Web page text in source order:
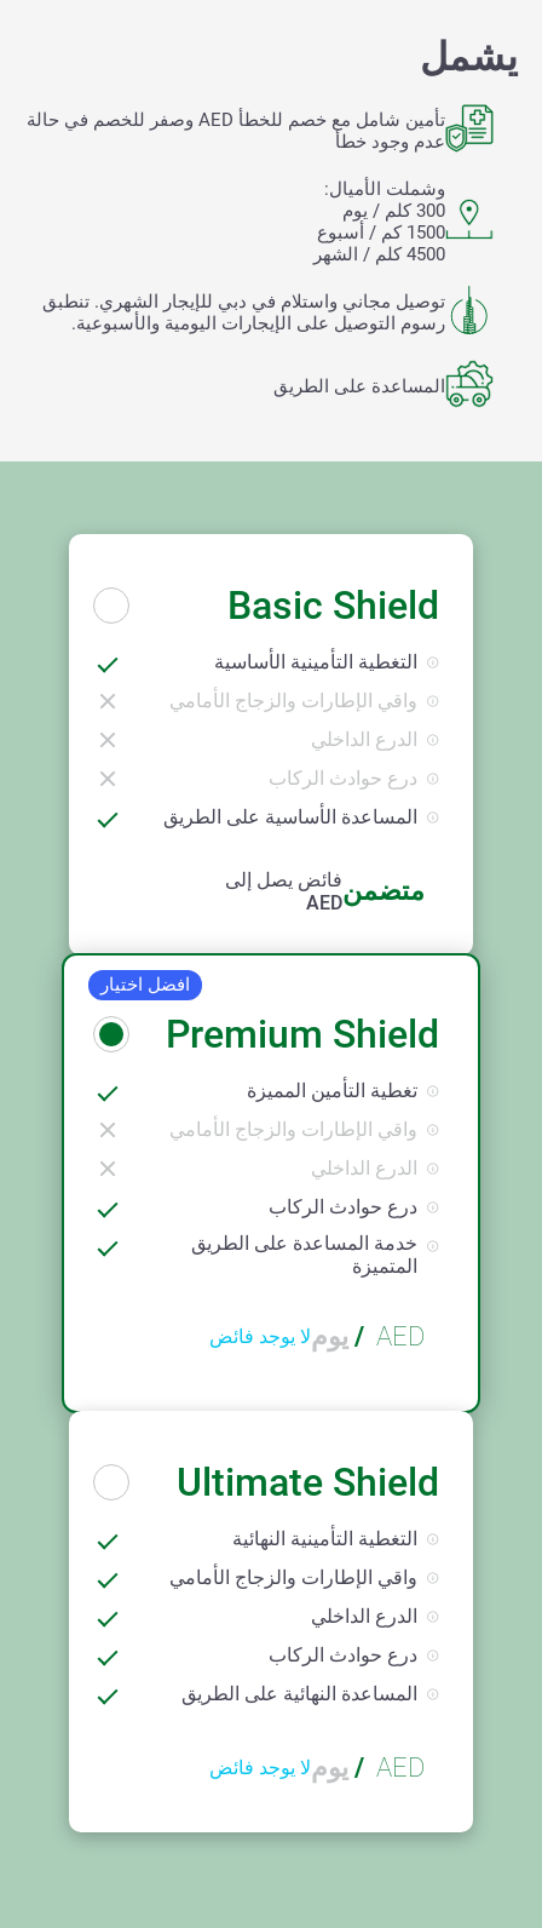
يشمل
تأمين شامل مع خصم للخطأ
AED وصفر للخصم في حالة
عدم وجود خطأ
وشملت الأميال:
300 كلم / يوم
1500 كم / أسبوع
4500 كلم / الشهر
توصيل مجاني واستلام في دبي للإيجار الشهري. تنطبق
رسوم التوصيل على الإيجارات اليومية والأسبوعية.
المساعدة على الطريق
Basic Shield
التغطية التأمينية الأساسية
واقي الإطارات والزجاج الأمامي
الدرع الداخلي
درع حوادث الركاب
المساعدة الأساسية على الطريق
متضمنفائض يصل إلى
AED
افضل اختيار
Premium Shield
تغطية التأمين المميزة
واقي الإطارات والزجاج الأمامي
الدرع الداخلي
درع حوادث الركاب
خدمة المساعدة على الطريق
المتميزة
AED
/ يوملا يوجد فائض
Ultimate Shield
التغطية التأمينية النهائية
واقي الإطارات والزجاج الأمامي
الدرع الداخلي
درع حوادث الركاب
المساعدة النهائية على الطريق
AED
/ يوملا يوجد فائض